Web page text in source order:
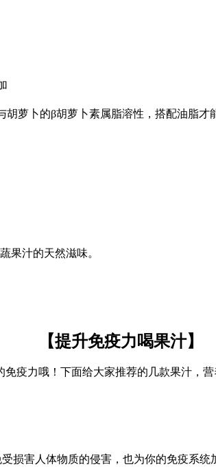
萝卜的β胡萝卜素属脂溶性，搭配油脂
果汁的天然滋味。
【提升免疫力喝果汁】
疫力哦！下面给大家推荐的几款果汁，
损害人体物质的侵害，也为你的免疫系统